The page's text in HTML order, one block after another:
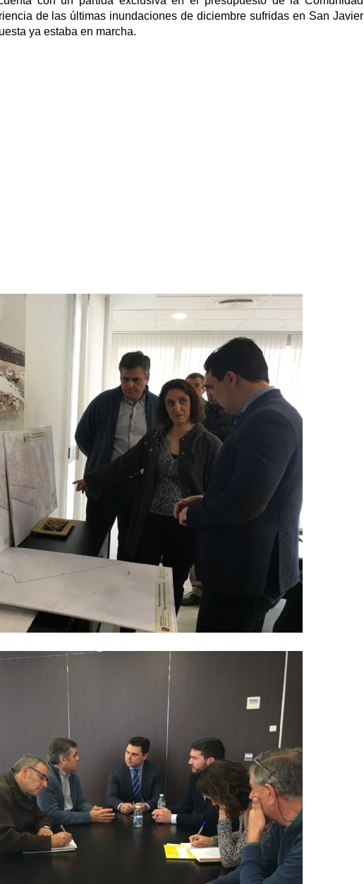
de las últimas inundaciones de diciembre sufridas en San Javier
ya estaba en marcha.